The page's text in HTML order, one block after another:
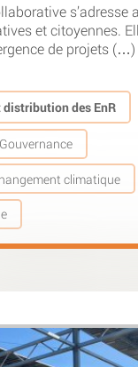
s’adresse
et citoyennes.
de projets (…)
des EnR
Gouvernance
climatique